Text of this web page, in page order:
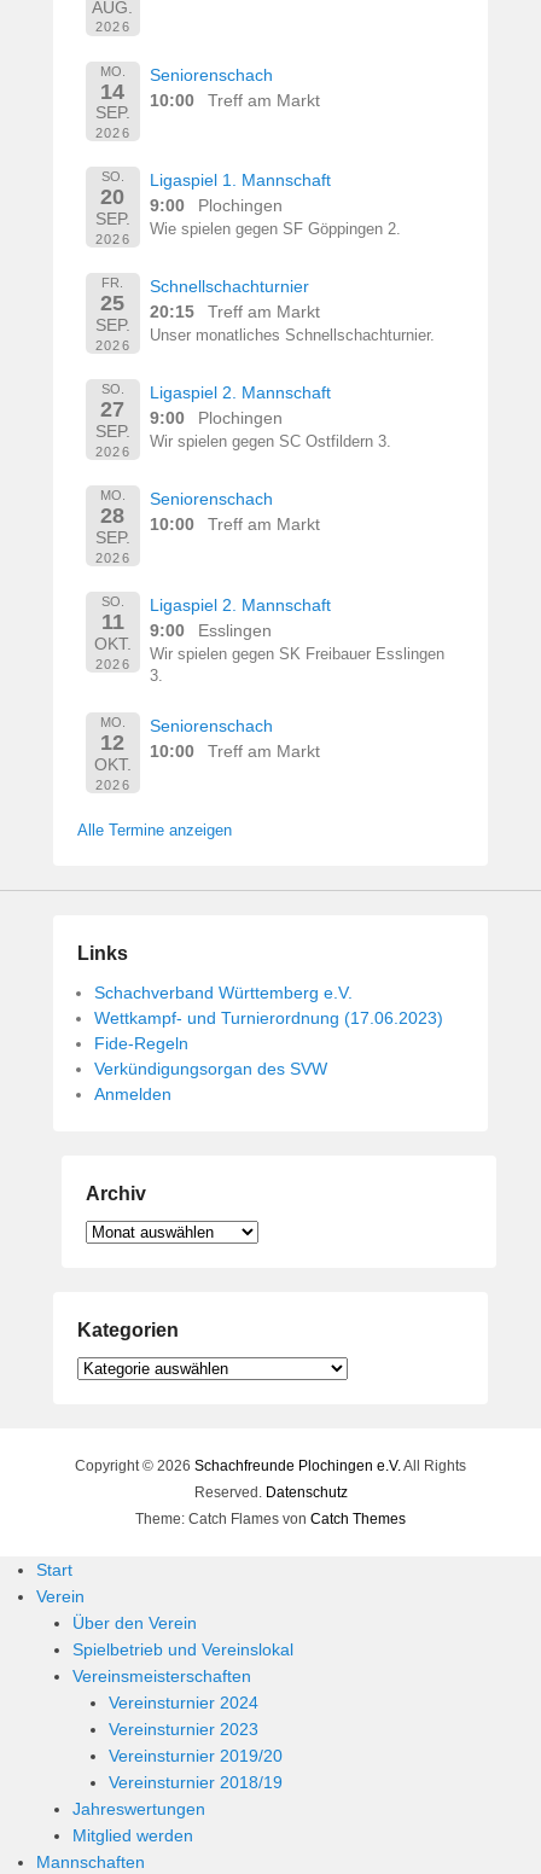
AUG.
2026
MO.
14
SEP.
2026
Seniorenschach
10:00
Treff am Markt
SO.
20
SEP.
2026
Ligaspiel 1. Mannschaft
9:00
Plochingen
Wie spielen gegen SF Göppingen 2.
FR.
25
SEP.
2026
Schnellschachturnier
20:15
Treff am Markt
Unser monatliches Schnellschachturnier.
SO.
27
SEP.
2026
Ligaspiel 2. Mannschaft
9:00
Plochingen
Wir spielen gegen SC Ostfildern 3.
MO.
28
SEP.
2026
Seniorenschach
10:00
Treff am Markt
SO.
11
OKT.
2026
Ligaspiel 2. Mannschaft
9:00
Esslingen
Wir spielen gegen SK Freibauer Esslingen
3.
MO.
12
OKT.
2026
Seniorenschach
10:00
Treff am Markt
Alle Termine anzeigen
Links
Schachverband Württemberg e.V.
Wettkampf- und Turnierordnung (17.06.2023)
Fide-Regeln
Verkündigungsorgan des SVW
Anmelden
Archiv
Archiv
Kategorien
Kategorien
Copyright © 2026 Schachfreunde Plochingen e.V.All Rights
Reserved. Datenschutz
Theme: Catch Flames von Catch Themes
Start
Verein
Über den Verein
Spielbetrieb und Vereinslokal
Vereinsmeisterschaften
Vereinsturnier 2024
Vereinsturnier 2023
Vereinsturnier 2019/20
Vereinsturnier 2018/19
Jahreswertungen
Mitglied werden
Mannschaften